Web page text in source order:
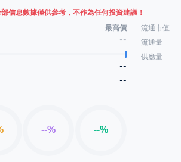
信息數據僅供參考，不作為任何投資建議！
最高價
--
--
--
流通市值
流通量
供應量